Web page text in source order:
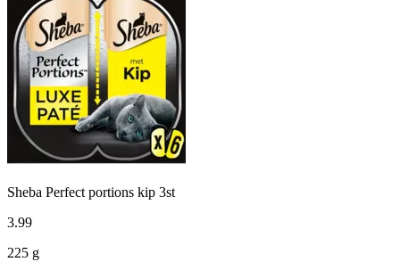
Sheba Perfect portions kip 3st
3.99
225 g